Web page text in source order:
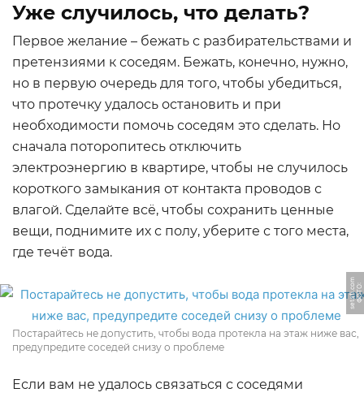
Уже случилось, что делать?
Первое желание – бежать с разбирательствами и
претензиями к соседям. Бежать, конечно, нужно,
но в первую очередь для того, чтобы убедиться,
что протечку удалось остановить и при
необходимости помочь соседям это сделать. Но
сначала поторопитесь отключить
электроэнергию в квартире, чтобы не случилось
короткого замыкания от контакта проводов с
влагой. Сделайте всё, чтобы сохранить ценные
вещи, поднимите их с полу, уберите с того места,
где течёт вода.
Ф
О
Т
О:
s
e
t
a
fi.
c
o
m
Постарайтесь не допустить, чтобы вода протекла на этаж ниже вас,
предупредите соседей снизу о проблеме
Если вам не удалось связаться с соседями